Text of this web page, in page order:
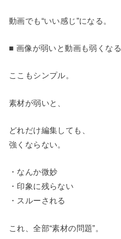
動画でも“いい感じ”になる。
■ 画像が弱いと動画も弱くなる
ここもシンプル。
素材が弱いと、
どれだけ編集しても、
強くならない。
・なんか微妙
・印象に残らない
・スルーされる
これ、全部“素材の問題”。